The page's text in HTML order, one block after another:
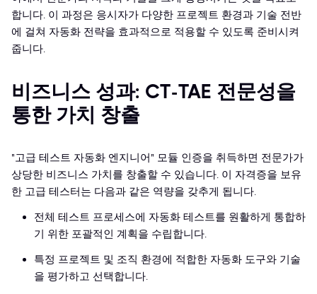
합니다. 이 과정은 응시자가 다양한 프로젝트 환경과 기술 전반
에 걸쳐 자동화 전략을 효과적으로 적용할 수 있도록 준비시켜
줍니다.
비즈니스 성과: CT-TAE 전문성을
통한 가치 창출
"고급 테스트 자동화 엔지니어" 모듈 인증을 취득하면 전문가가
상당한 비즈니스 가치를 창출할 수 있습니다. 이 자격증을 보유
한 고급 테스터는 다음과 같은 역량을 갖추게 됩니다.
전체 테스트 프로세스에 자동화 테스트를 원활하게 통합하
기 위한 포괄적인 계획을 수립합니다.
특정 프로젝트 및 조직 환경에 적합한 자동화 도구와 기술
을 평가하고 선택합니다.